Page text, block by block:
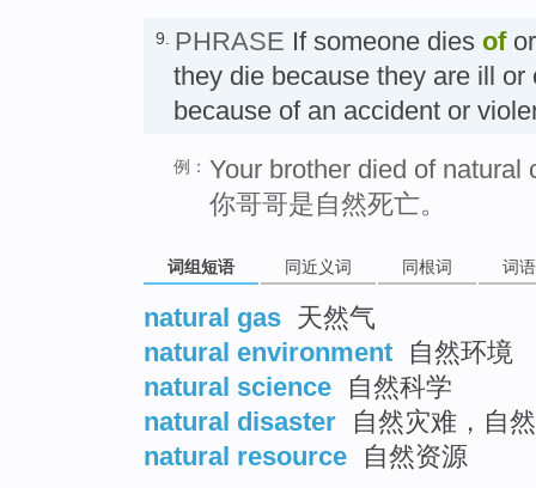
9. PHRASE If someone dies of
they die because they are ill or
because of an accident or
例： Your brother died of natural
你哥哥是自然死亡。
词组短语 同近义词 同根词 词
natural gas 天然气
natural environment
自然环境
natural science
自然科学
natural disaster
自然灾难，自
natural resource
自然资源